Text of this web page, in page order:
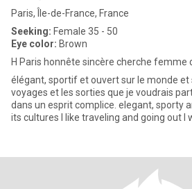
Paris, Île-de-France, France
Seeking: Female 35 - 50
Eye color: Brown
H Paris honnête sincère cherche femme
élégant, sportif et ouvert sur le monde et
voyages et les sorties que je voudrais
dans un esprit complice. elegant, sporty and open to the world and
its cultures I like traveling and going out I